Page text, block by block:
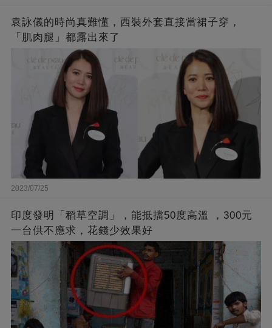
袁詠儀的時尚真難懂，西裝外套直接當裙子穿，
「肌肉腿」都露出來了
2023/07/25
印度發明「稻草空調」，能抵擋50度高溫 ，300元
一台供不應求，花錢少效果好